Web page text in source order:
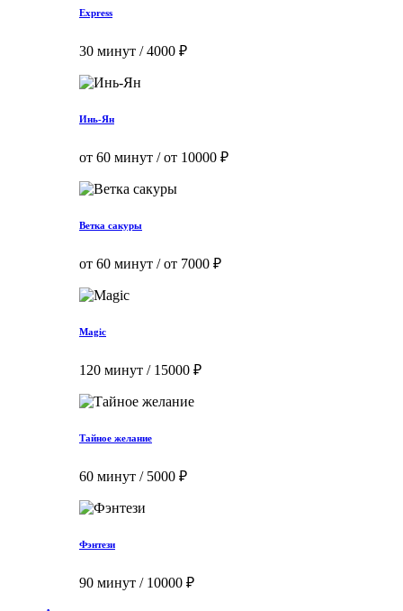
Express
30 минут / 4000 ₽
Инь-Ян
от 60 минут / от 10000 ₽
Ветка сакуры
от 60 минут / от 7000 ₽
Magic
120 минут / 15000 ₽
Тайное желание
60 минут / 5000 ₽
Фэнтези
90 минут / 10000 ₽